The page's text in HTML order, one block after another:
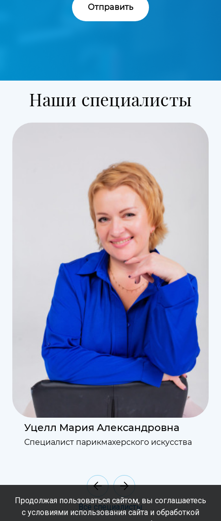
Наши специалисты
Уцелл Мария Александровна
Специалист парикмахерского искусства
Все специалисты
Продолжая пользоваться сайтом, вы соглашаетесь
с условиями использования сайта и обработкой